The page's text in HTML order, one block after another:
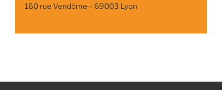
160 rue Vendôme – 69003 Lyon